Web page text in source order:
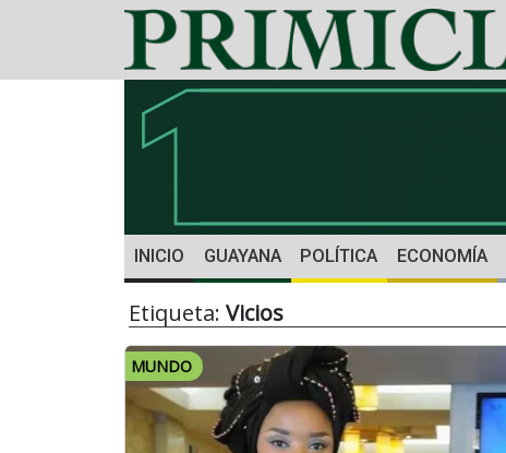
INICIO GUAYANA POLÍTICA ECONOMÍA
Etiqueta: Vicios
MUNDO